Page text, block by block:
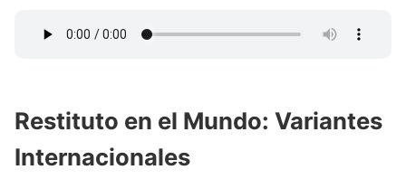
Restituto en el Mundo: Variantes
Internacionales